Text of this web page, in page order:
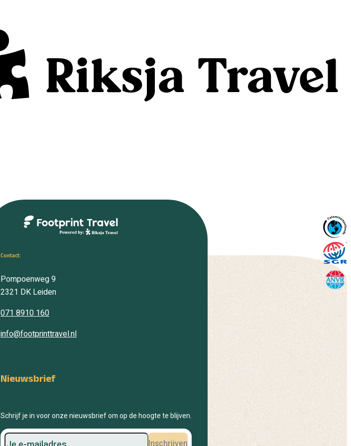
Contact:
Pompoenweg 9
2321 DK Leiden
071 8910 160
info@footprinttravel.nl
Nieuwsbrief
Schrijf je in voor onze nieuwsbrief om op de hoogte te blijven.
Inschrijven